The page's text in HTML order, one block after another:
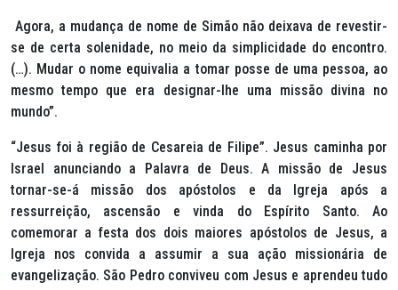
Agora, a mudança de nome de Simão não deixava de revestir-
se de certa solenidade, no meio da simplicidade do encontro.
(…). Mudar o nome equivalia a tomar posse de uma pessoa, ao
mesmo tempo que era designar-lhe uma missão divina no
mundo”.
“Jesus foi à região de Cesareia de Filipe”. Jesus caminha por
Israel anunciando a Palavra de Deus. A missão de Jesus
tornar-se-á missão dos apóstolos e da Igreja após a
ressurreição, ascensão e vinda do Espírito Santo. Ao
comemorar a festa dos dois maiores apóstolos de Jesus, a
Igreja nos convida a assumir a sua ação missionária de
evangelização. São Pedro conviveu com Jesus e aprendeu tudo